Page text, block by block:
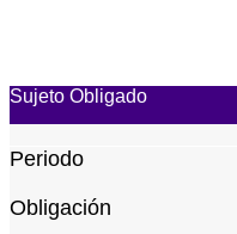
Sujeto Obligado
Periodo
Obligación